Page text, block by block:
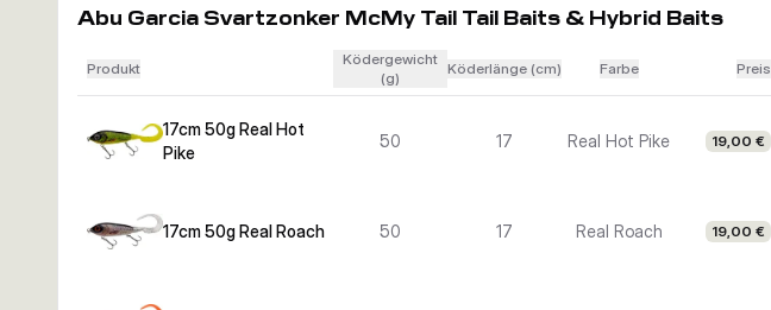
Abu Garcia Svartzonker McMy Tail Tail Baits & Hybrid Baits
Produkt
Ködergewicht
(g)
Köderlänge (cm) Farbe Preis
17cm 50g Real Hot
Pike
50 17 Real Hot Pike 19,00 €
17cm 50g Real Roach 50 17 Real Roach 19,00 €